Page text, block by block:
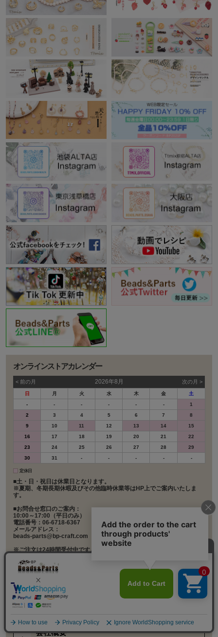
オンラインストアカレンダー
< 前の⽉ 2026年8月 次の⽉ >
日 月 火 水 木 金
土
-
- - - - -
1
2
3 4 5 6 7
8
9
10 11 12 13 14
15
16
17 18 19 20 21
22
23
24 25 26 27 28
29
30
31 - - - - -
定休日
■土・日・祝日は休業日となります。
※夏期、冬期長期休暇及びその他臨時休業等はHP上でご案内いたしま
す。
■お問合せ窓口のご案内：
10:00～17:00（平日のみ）
電話番号：06-6718-6367
メールアドレス：
beads-parts@bp-craft.com
※ご注文は24時間受付中です。メールでのお問合せは、翌営業日以降の
については時間を要する場合や繋がりにくい場合がありますので、でき
るだけメールにてお問い合わせください。
店舗案内
実店舗のご案内
会社概要